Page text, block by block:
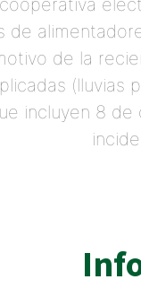
de
de la
(lluvias
incluyen 8 de